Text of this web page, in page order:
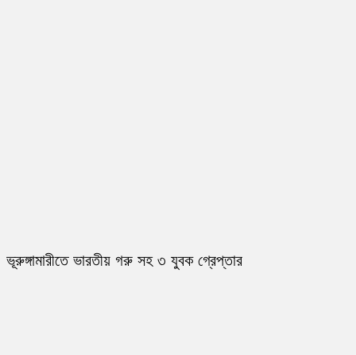
ভূরুঙ্গামারীতে ভারতীয় গরু সহ ৩ যুবক গ্রেপ্তার